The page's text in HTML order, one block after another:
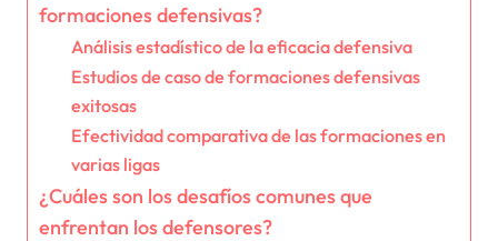
formaciones defensivas?
Análisis estadístico de la eficacia defensiva
Estudios de caso de formaciones defensivas
exitosas
Efectividad comparativa de las formaciones en
varias ligas
¿Cuáles son los desafíos comunes que
enfrentan los defensores?